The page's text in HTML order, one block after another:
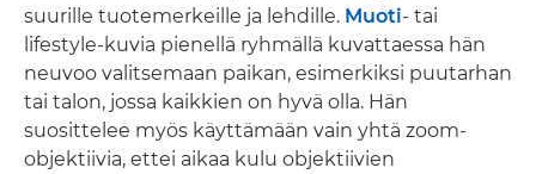
suurille tuotemerkeille ja lehdille. Muoti- tai
lifestyle-kuvia pienellä ryhmällä kuvattaessa hän
neuvoo valitsemaan paikan, esimerkiksi puutarhan
tai talon, jossa kaikkien on hyvä olla. Hän
suosittelee myös käyttämään vain yhtä zoom-
objektiivia, ettei aikaa kulu objektiivien